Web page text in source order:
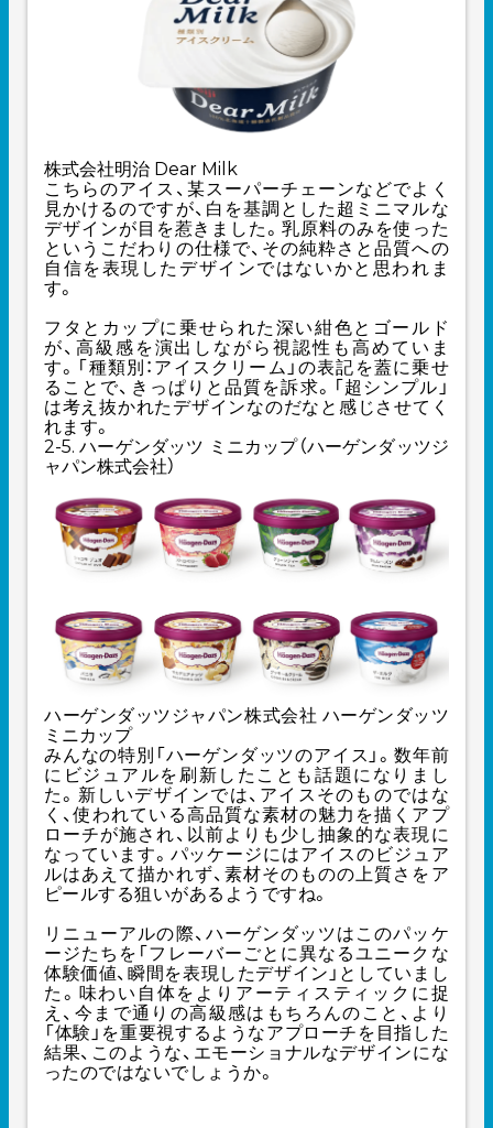
株式会社明治 Dear Milk
こちらのアイス、某スーパーチェーンなどでよく
見かけるのですが、白を基調とした超ミニマルな
デザインが目を惹きました。乳原料のみを使った
というこだわりの仕様で、その純粋さと品質への
自信を表現したデザインではないかと思われま
す。
フタとカップに乗せられた深い紺色とゴールド
が、高級感を演出しながら視認性も高めていま
す。「種類別：アイスクリーム」の表記を蓋に乗せ
ることで、きっぱりと品質を訴求。「超シンプル」
は考え抜かれたデザインなのだなと感じさせてく
れます。
2-5. ハーゲンダッツ ミニカップ（ハーゲンダッツジ
ャパン株式会社）
ハーゲンダッツジャパン株式会社 ハーゲンダッツ
ミニカップ
みんなの特別「ハーゲンダッツのアイス」。数年前
にビジュアルを刷新したことも話題になりまし
た。新しいデザインでは、アイスそのものではな
く、使われている高品質な素材の魅力を描くアプ
ローチが施され、以前よりも少し抽象的な表現に
なっています。パッケージにはアイスのビジュア
ルはあえて描かれず、素材そのものの上質さをア
ピールする狙いがあるようですね。
リニューアルの際、ハーゲンダッツはこのパッケ
ージたちを「フレーバーごとに異なるユニークな
体験価値、瞬間を表現したデザイン」としていまし
た。味わい自体をよりアーティスティックに捉
え、今まで通りの高級感はもちろんのこと、より
「体験」を重要視するようなアプローチを目指した
結果、このような、エモーショナルなデザインにな
ったのではないでしょうか。